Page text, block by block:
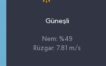
Güneşli
Nem: %49
Rüzgar: 7.81 m/s